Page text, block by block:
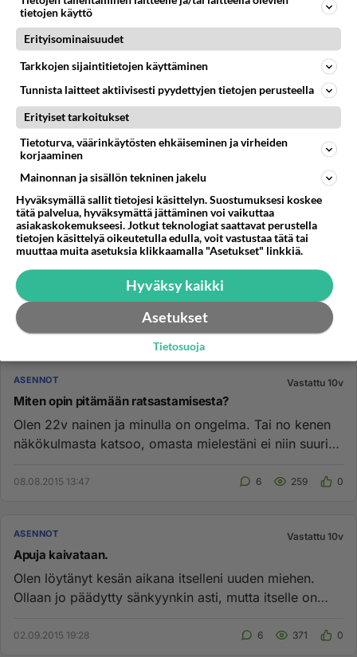
Meillä on pituuseroa n 20cm. Jos mies on päällä niin
lähinnä hukun hänen alleen eikä pysty esim
suutelemaan. Mies päällä...
20.06.2015 15:53
ASENNOT Vastattu 10v
Miten opin pitämään ratsastamisesta?
Olen 22v nainen ja minulla on ongelma. Tai no kenen
näkökulmasta katsoo, omasta mielestäni ei niin suuri
08.08.2015 13:47 6 259 0
ASENNOT Vastattu 10v
Apuja kaivataan.
Olen löytänyt kesän aikana itselleni uuden miehen.
Ollaan jo päädytty sänkyynkin asti, mutta itselle on
02.09.2015 19:28 6 371 0
tietojen käyttö
Erityisominaisuudet
Tarkkojen sijaintitietojen käyttäminen
Tunnista laitteet aktiivisesti pyydettyjen tietojen perusteella
Erityiset tarkoitukset
Tietoturva, väärinkäytösten ehkäiseminen ja virheiden
korjaaminen
Mainonnan ja sisällön tekninen jakelu
Hyväksymällä sallit tietojesi käsittelyn. Suostumuksesi koskee
tätä palvelua, hyväksymättä jättäminen voi vaikuttaa
asiakaskokemukseesi. Jotkut teknologiat saattavat perustella
tietojen käsittelyä oikeutetulla edulla, voit vastustaa tätä tai
muuttaa muita asetuksia klikkaamalla "Asetukset" linkkiä.
Hyväksy kaikki
Asetukset
Tietosuoja